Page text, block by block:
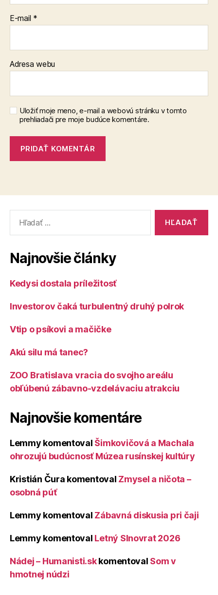
E-mail *
Adresa webu
Uložiť moje meno, e-mail a webovú stránku v tomto
prehliadači pre moje budúce komentáre.
Najnovšie články
Kedysi dostala príležitosť
Investorov čaká turbulentný druhý polrok
Vtip o psíkovi a mačičke
Akú silu má tanec?
ZOO Bratislava vracia do svojho areálu
obľúbenú zábavno-vzdelávaciu atrakciu
Najnovšie komentáre
Lemmy komentoval Šimkovičová a Machala
ohrozujú budúcnosť Múzea rusínskej kultúry
Kristián Čura komentoval Zmysel a ničota –
osobná púť
Lemmy komentoval Zábavná diskusia pri čaji
Lemmy komentoval Letný Slnovrat 2026
Nádej – Humanisti.skkomentoval Som v
hmotnej núdzi